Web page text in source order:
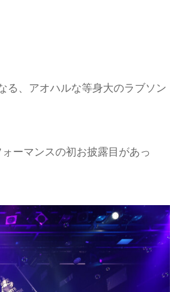
る、アオハルな等身大のラブソン
ーマンスの初お披露目があっ